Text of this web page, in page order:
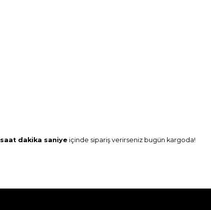
saat dakika saniye içinde sipariş verirseniz bugün kargoda!